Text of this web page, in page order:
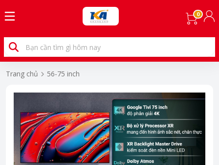
0
Trang chủ 56-75 inch